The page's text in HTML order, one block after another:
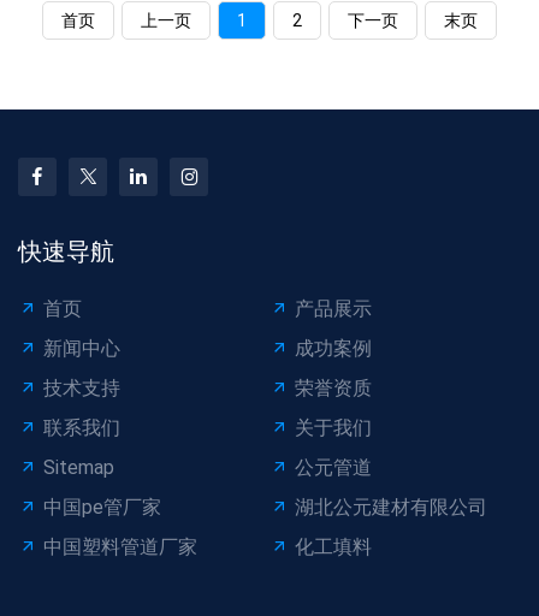
首页 上一页 1 2 下一页 末页
快速导航
首页
产品展示
新闻中心
成功案例
技术支持
荣誉资质
联系我们
关于我们
Sitemap
公元管道
中国pe管厂家
湖北公元建材有限公司
中国塑料管道厂家
化工填料